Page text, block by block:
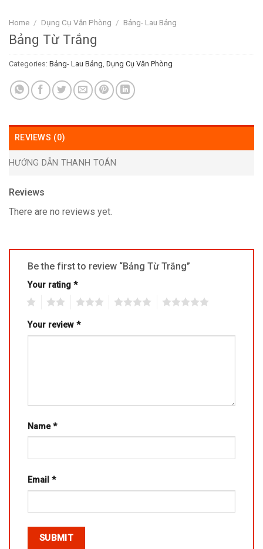
Home / Dụng Cụ Văn Phòng / Bảng- Lau Bảng
Bảng Từ Trắng
Categories: Bảng- Lau Bảng Dụng Cụ Văn Phòng
REVIEWS (0)
HƯỚNG DẪN THANH TOÁN
Reviews
There are no reviews yet.
Be the first to review “Bảng Từ Trắng”
Your rating *
Your review *
Name*
Email *